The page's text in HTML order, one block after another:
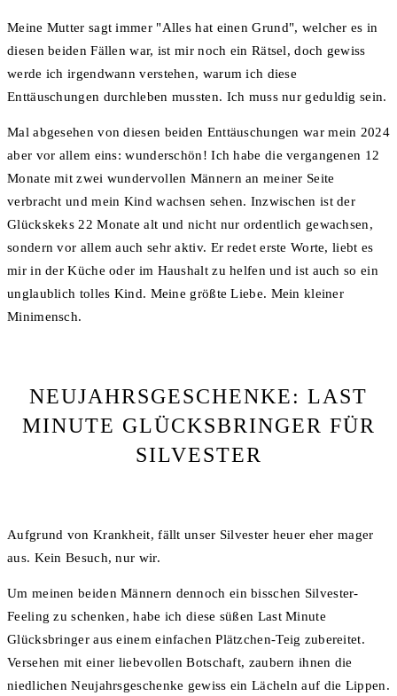
Meine Mutter sagt immer "Alles hat einen Grund", welcher es in
diesen beiden Fällen war, ist mir noch ein Rätsel, doch gewiss
werde ich irgendwann verstehen, warum ich diese
Enttäuschungen durchleben mussten. Ich muss nur geduldig sein.
Mal abgesehen von diesen beiden Enttäuschungen war mein 2024
aber vor allem eins: wunderschön! Ich habe die vergangenen 12
Monate mit zwei wundervollen Männern an meiner Seite
verbracht und mein Kind wachsen sehen. Inzwischen ist der
Glückskeks 22 Monate alt und nicht nur ordentlich gewachsen,
sondern vor allem auch sehr aktiv. Er redet erste Worte, liebt es
mir in der Küche oder im Haushalt zu helfen und ist auch so ein
unglaublich tolles Kind. Meine größte Liebe. Mein kleiner
Minimensch.
NEUJAHRSGESCHENKE: LAST
MINUTE GLÜCKSBRINGER FÜR
SILVESTER
Aufgrund von Krankheit, fällt unser Silvester heuer eher mager
aus. Kein Besuch, nur wir.
Um meinen beiden Männern dennoch ein bisschen Silvester-
Feeling zu schenken, habe ich diese süßen Last Minute
Glücksbringer aus einem einfachen Plätzchen-Teig zubereitet.
Versehen mit einer liebevollen Botschaft, zaubern ihnen die
niedlichen Neujahrsgeschenke gewiss ein Lächeln auf die Lippen.